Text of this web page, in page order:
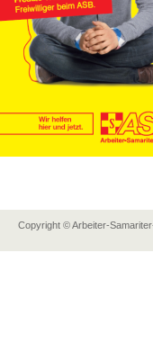
Copyright © Arbeiter-